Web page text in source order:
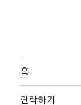
홈
연락하기